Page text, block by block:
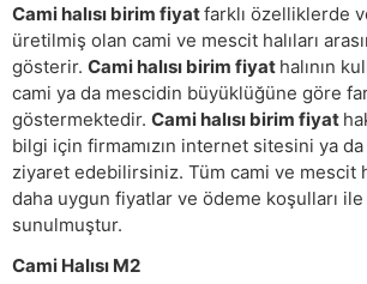
Cami halısı birim fiyatfarklı özelliklerde
üretilmiş olan cami ve mescit halıları
gösterir. Cami halısı birim fiyat halının
cami ya da mescidin büyüklüğüne göre
göstermektedir. Cami halısı birim fiyat
bilgi için firmamızın internet sitesini ya da
ziyaret edebilirsiniz. Tüm cami ve mescit
daha uygun fiyatlar ve ödeme koşulları ile
sunulmuştur.
Cami Halısı M2